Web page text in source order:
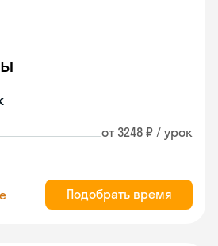
от 3248 ₽ / урок
Подобрать время